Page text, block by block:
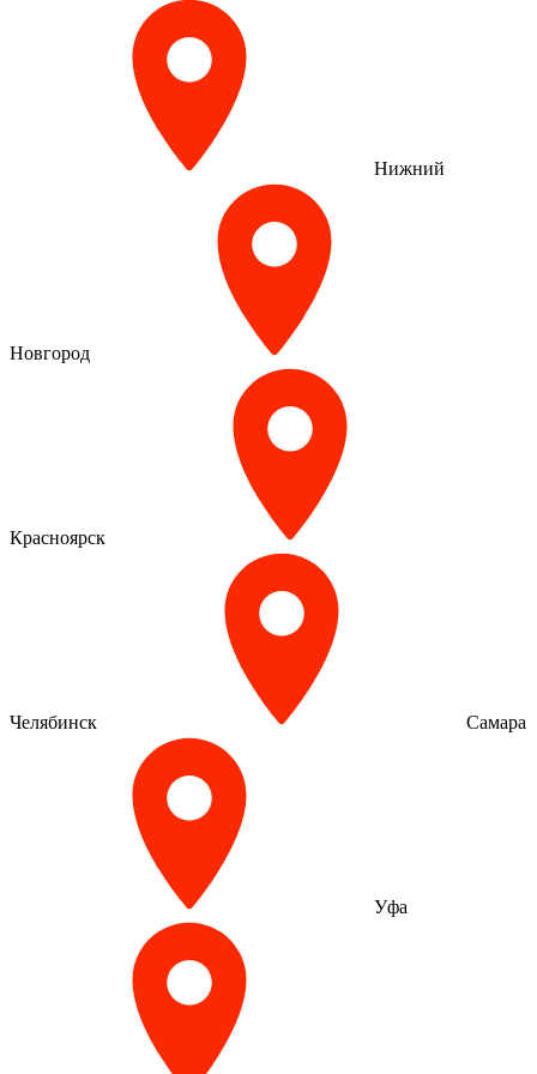
Нижний
Новгород
Красноярск
Челябинск Самара
Уфа